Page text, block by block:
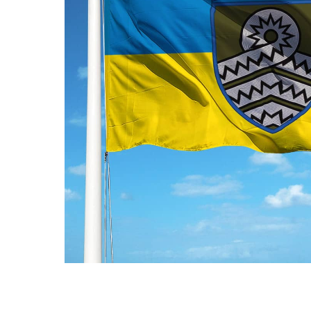
ПРАПОРИ КРАЇН СВІТУ
ПРАПОРИ МІСТ ТА СІЛ
УКРАЇНИ
ІСТОРИЧНІ ПРАПОРИ
ПІРАТСЬКІ ПРАПОРИ
АКСЕСУАРИ ТА
СУВЕНІРИ